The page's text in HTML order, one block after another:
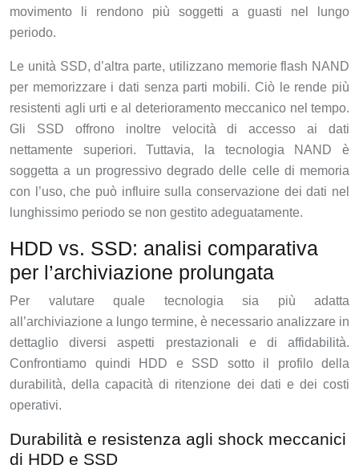
movimento li rendono più soggetti a guasti nel lungo
periodo.
Le unità SSD, d’altra parte, utilizzano memorie flash NAND
per memorizzare i dati senza parti mobili. Ciò le rende più
resistenti agli urti e al deterioramento meccanico nel tempo.
Gli SSD offrono inoltre velocità di accesso ai dati
nettamente superiori. Tuttavia, la tecnologia NAND è
soggetta a un progressivo degrado delle celle di memoria
con l’uso, che può influire sulla conservazione dei dati nel
lunghissimo periodo se non gestito adeguatamente.
HDD vs. SSD: analisi comparativa
per l’archiviazione prolungata
Per valutare quale tecnologia sia più adatta
all’archiviazione a lungo termine, è necessario analizzare in
dettaglio diversi aspetti prestazionali e di affidabilità.
Confrontiamo quindi HDD e SSD sotto il profilo della
durabilità, della capacità di ritenzione dei dati e dei costi
operativi.
Durabilità e resistenza agli shock meccanici
di HDD e SSD